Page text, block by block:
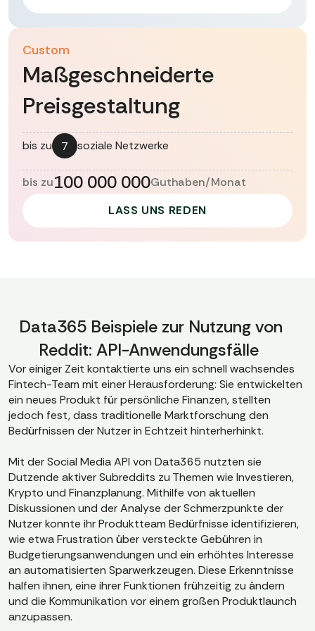
Custom
Maßgeschneiderte
Preisgestaltung
bis zu 7 soziale Netzwerke
bis zu100 000 000Guthaben/Monat
LASS UNS REDEN
Data365 Beispiele zur Nutzung von
Reddit: API-Anwendungsfälle
Vor einiger Zeit kontaktierte uns ein schnell wachsendes
Fintech-Team mit einer Herausforderung: Sie entwickelten
ein neues Produkt für persönliche Finanzen, stellten
jedoch fest, dass traditionelle Marktforschung den
Bedürfnissen der Nutzer in Echtzeit hinterherhinkt.
Mit der Social Media API von Data365 nutzten sie
Dutzende aktiver Subreddits zu Themen wie Investieren,
Krypto und Finanzplanung. Mithilfe von aktuellen
Diskussionen und der Analyse der Schmerzpunkte der
Nutzer konnte ihr Produktteam Bedürfnisse identifizieren,
wie etwa Frustration über versteckte Gebühren in
Budgetierungsanwendungen und ein erhöhtes Interesse
an automatisierten Sparwerkzeugen. Diese Erkenntnisse
halfen ihnen, eine ihrer Funktionen frühzeitig zu ändern
und die Kommunikation vor einem großen Produktlaunch
anzupassen.